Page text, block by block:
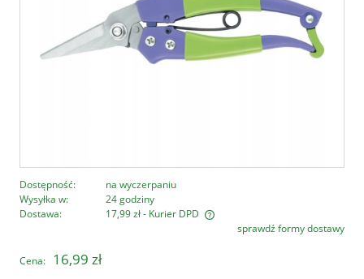
Dostępność:
na wyczerpaniu
Wysyłka w:
24 godziny
Dostawa:
17,99 zł- Kurier DPD
Cena nie zawiera ewentualnych kosztów płatnościsprawdź formy dostawy
Cena: 16,99 zł